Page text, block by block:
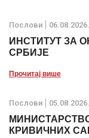
Послови 06.08.2026.
ИНСТИТУТ ЗА
СРБИЈЕ
Прочитај више
Послови 05.08.2026.
КРИВИЧНИХ